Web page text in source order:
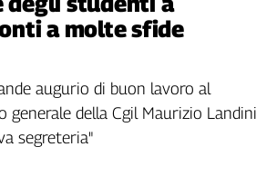
a molte sfide
augurio di buon lavoro al
generale della Cgil Maurizio Landini
segreteria"